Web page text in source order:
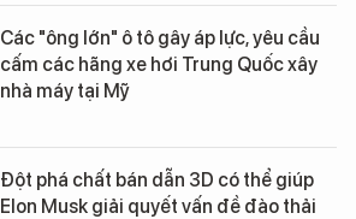
Các "ông lớn" ô tô gây áp lực, yêu cầu
cấm các hãng xe hơi Trung Quốc xây
nhà máy tại Mỹ
Đột phá chất bán dẫn 3D có thể giúp
Elon Musk giải quyết vấn đề đào thải